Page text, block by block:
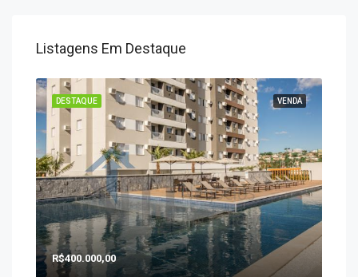
Listagens Em Destaque
VENDA
DESTAQUE
R$400.000,00